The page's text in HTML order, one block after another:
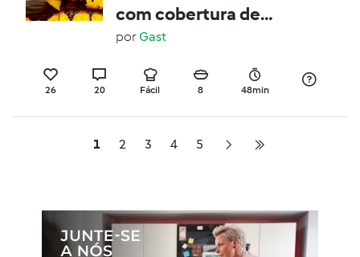
com cobertura de
chocolate
porGast
26 20 Fácil 8 48min
1 2 3 4 5